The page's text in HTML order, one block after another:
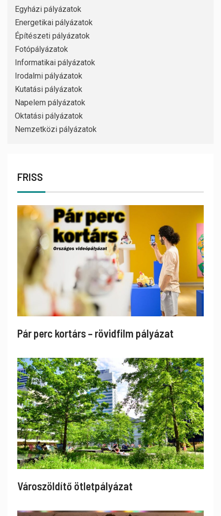
Egyházi pályázatok
Energetikai pályázatok
Építészeti pályázatok
Fotópályázatok
Informatikai pályázatok
Irodalmi pályázatok
Kutatási pályázatok
Napelem pályázatok
Oktatási pályázatok
Nemzetközi pályázatok
FRISS
Pár perc kortárs – rövidfilm pályázat
Városzöldítő ötletpályázat